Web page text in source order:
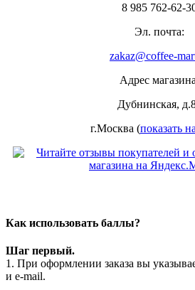
8 985 762-62-
Эл. почта:
zakaz@coffee-
Адрес
Дубнинская,
г.Москва (показать
Как использовать баллы?
Шаг первый.
1. При оформлении заказа вы
и e-mail.